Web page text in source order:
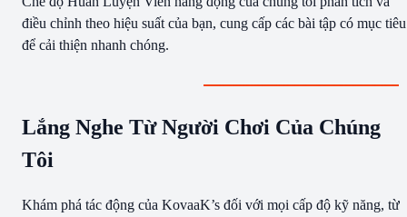
điều chỉnh theo hiệu suất của bạn, cung cấp các bài tập có mục tiêu
để cải thiện nhanh chóng.
Lắng Nghe Từ Người Chơi Của Chúng
Tôi
Khám phá tác động của KovaaK’s đối với mọi cấp độ kỹ năng, từ